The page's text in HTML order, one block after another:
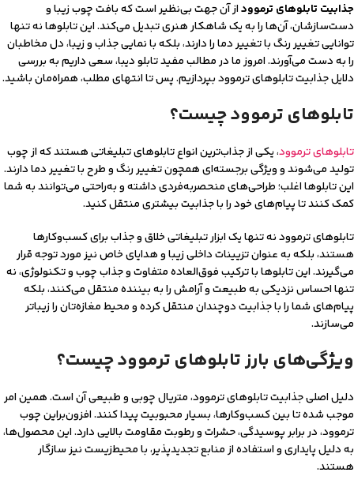
جذابیت تابلوهای ترمووداز آن جهت بی‌نظیر است که بافت چوب زیبا و
دست‌سازشان، آن‌ها را به یک شاهکار هنری تبدیل می‌کند. این تابلوها نه تنها
توانایی تغییر رنگ با تغییر دما را دارند، بلکه با نمایی جذاب و زیبا، دل مخاطبان
را به دست می‌آورند. امروز ما در مطالب مفید تابلو دیبا، سعی داریم به بررسی
دلایل جذابیت تابلوهای ترموود بپردازیم. پس تا انتهای مطلب، همراه‌مان باشید.
تابلوهای ترموود چیست؟
تابلوهای ترموود، یکی از جذاب‌ترین انواع تابلوهای تبلیغاتی هستند که از چوب
تولید می‌شوند و ویژگی برجسته‌ای همچون تغییر رنگ و طرح با تغییر دما دارند.
این تابلوها اغلب؛ طراحی‌های منحصربه‌فردی داشته و به‌راحتی می‌توانند به شما
کمک کنند تا پیام‌های خود را با جذابیت بیشتری منتقل کنید.
تابلوهای ترموود نه تنها یک ابزار تبلیغاتی خلاق و جذاب برای کسب‌وکارها
هستند، بلکه به عنوان تزیینات داخلی زیبا و هدایای خاص نیز مورد توجه قرار
می‌گیرند. این تابلوها با ترکیب فوق‌العاده متفاوت و جذاب چوب و تکنولوژی، نه
تنها احساس نزدیکی به طبیعت و آرامش را به بیننده منتقل می‌کنند، بلکه
پیام‌های شما را با جذابیت دوچندان منتقل کرده و محیط مغازه‌تان را زیباتر
می‌سازند.
ویژگی‌های بارز تابلوهای ترموود چیست؟
دلیل اصلی جذابیت تابلوهای ترموود، متریال چوبی و طبیعی آن است. همین امر
موجب شده تا بین کسب‌وکارها، بسیار محبوبیت پیدا کنند. افزون‌براین چوب
ترموود، در برابر پوسیدگی، حشرات و رطوبت مقاومت بالایی دارد. این محصول‌ها،
به دلیل پایداری و استفاده از منابع تجدیدپذیر، با محیط‌زیست نیز سازگار
هستند.